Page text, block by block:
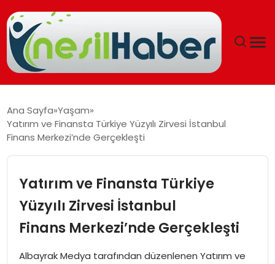
GÜNCEL
SOSYAL HABER
SPOR
Ana Sayfa Yaşam
Yatırım ve Finansta Türkiye Yüzyılı Zirvesi İstanbul
Finans Merkezi’nde Gerçekleşti
Yatırım ve Finansta Türkiye
Yüzyılı Zirvesi İstanbul
Finans Merkezi’nde Gerçekleşti
Albayrak Medya tarafından düzenlenen Yatırım ve